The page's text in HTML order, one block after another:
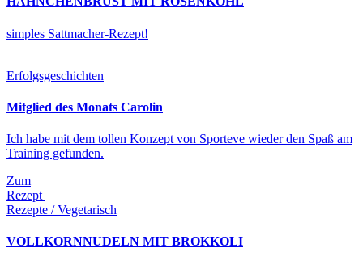
simples Sattmacher-Rezept!
Erfolgsgeschichten
Mitglied des Monats Carolin
Ich habe mit dem tollen Konzept von Sporteve wieder den Spaß am
Training gefunden.
Zum
Rezept
Rezepte / Vegetarisch
VOLLKORNNUDELN MIT BROKKOLI